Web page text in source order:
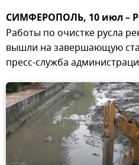
СИМФЕРОПОЛЬ, 10 июл –
Работы по очистке русла
вышли на завершающую
пресс-служба